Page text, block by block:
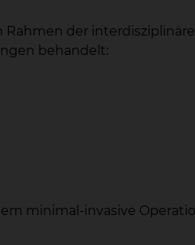
der
behandelt:
minimal-invasive